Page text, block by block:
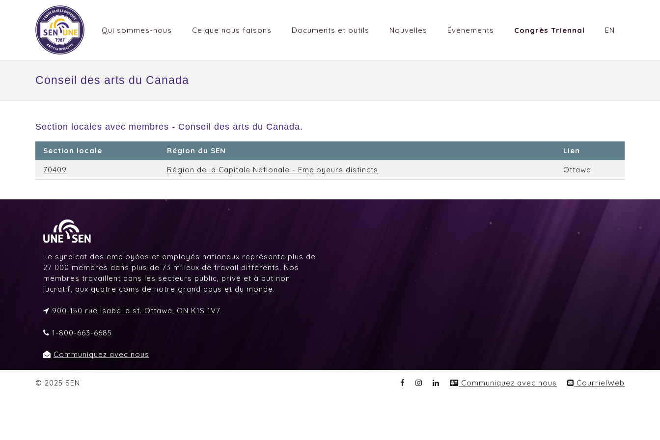
Qui sommes-nous Ce que nous faisons Documents et outils Nouvelles Événements Congrès Triennal EN
Conseil des arts du Canada
Section locales avec membres - Conseil des arts du Canada.
Section locale Région du SEN Lien
70409 Région de la Capitale Nationale - Employeurs distincts Ottawa
Le syndicat des employées et employés nationaux représente plus de
27 000 membres dans plus de 73 milieux de travail différents. Nos
membres travaillent dans les secteurs public, privé et à but non
lucratif, aux quatre coins de notre grand pays et du monde.
900-150 rue Isabella st. Ottawa, ON K1S 1V7
1-800-663-6685
Communiquez avec nous
© 2025 SEN Communiquez avec nous CourrielWeb